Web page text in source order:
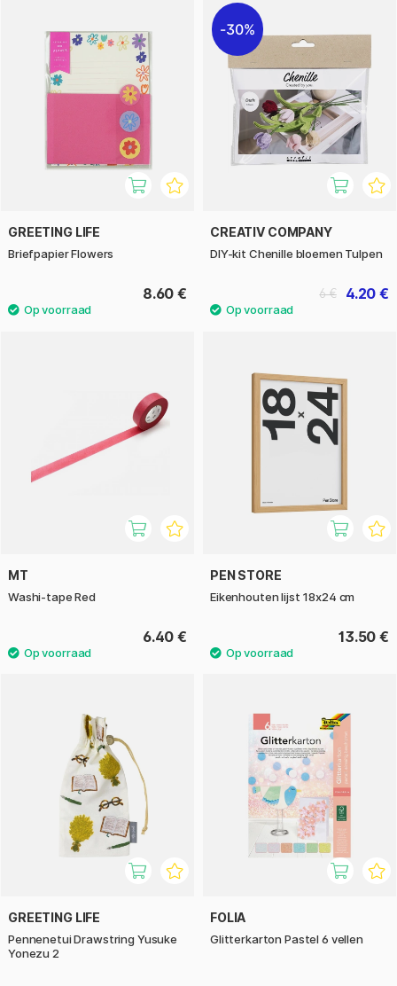
GREETING LIFE
Briefpapier Flowers
8.60 €
30%
CREATIV COMPANY
DIY-kit Chenille bloemen Tulpen
4.20 €
6 €
MT
Washi-tape Red
6.40 €
PEN STORE
Eikenhouten lijst 18x24 cm
13.50 €
GREETING LIFE
Pennenetui Drawstring Yusuke
Yonezu 2
FOLIA
Glitterkarton Pastel 6 vellen